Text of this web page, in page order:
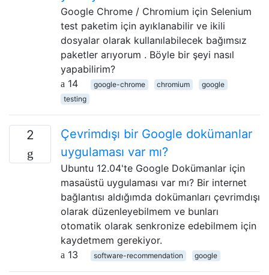
Google Chrome / Chromium için Selenium
test paketim için ayıklanabilir ve ikili
dosyalar olarak kullanılabilecek bağımsız
paketler arıyorum . Böyle bir şeyi nasıl
yapabilirim?
14
google-chrome chromium
google
testing
2
Çevrimdışı bir Google dokümanlar
uygulaması var mı?
Ubuntu 12.04'te Google Dokümanlar için
masaüstü uygulaması var mı? Bir internet
bağlantısı aldığımda dokümanları çevrimdışı
olarak düzenleyebilmem ve bunları
otomatik olarak senkronize edebilmem için
kaydetmem gerekiyor.
13
software-recommendation google